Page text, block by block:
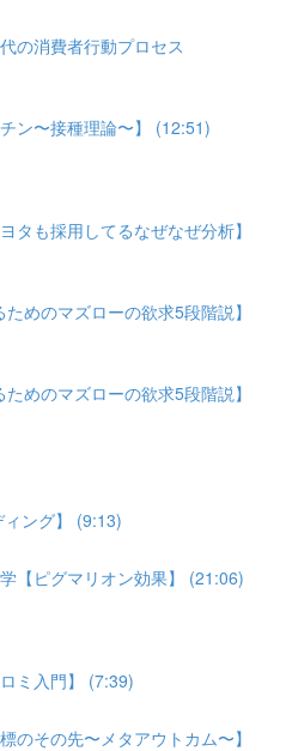
の消費者行動プロセス
ン〜接種理論〜】 (12:51)
タも採用してるなぜなぜ分析】
めのマズローの欲求5段階説】
めのマズローの欲求5段階説】
ング】 (9:13)
【ピグマリオン効果】 (21:06)
ミ入門】 (7:39)
のその先〜メタアウトカム〜】